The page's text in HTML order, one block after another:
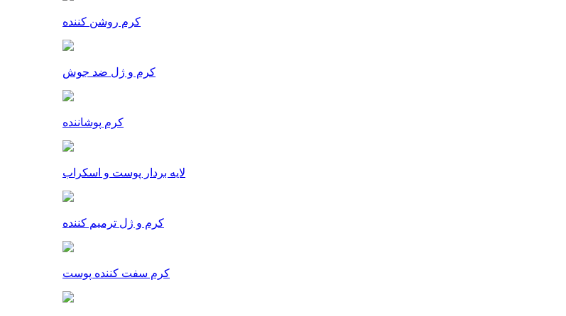
کرم روشن کننده
کرم و ژل ضد جوش
کرم پوشاننده
لایه بردار پوست و اسکراب
کرم و ژل ترمیم کننده
کرم سفت کننده پوست